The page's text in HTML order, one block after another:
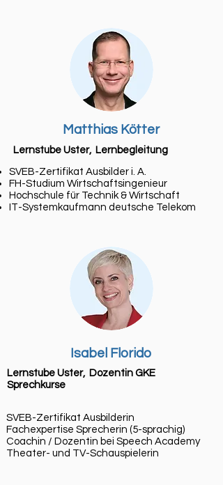
Matthias Kötter
Lernstube Uster, Lernbegleitung
SVEB-Zertifikat Ausbilder i. A.
​FH-Studium Wirtschaftsingenieur
Hochschule für Technik & Wirtschaft
IT-Systemkaufmann deutsche Telekom
Isabel Florido
Lernstube Uster, Dozentin GKE
Sprechkurse
SVEB-Zertifikat Ausbilderin
Fachexpertise Sprecherin (5-sprachig)
Coachin / Dozentin bei Speech Academy
Theater- und TV-Schauspielerin